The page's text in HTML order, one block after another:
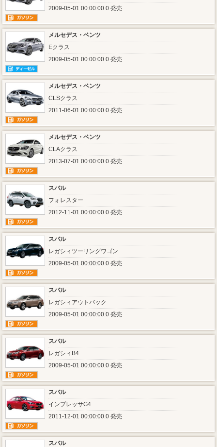
2009-05-01 00:00:00.0 発売
メルセデス・ベンツ
Eクラス
2009-05-01 00:00:00.0 発売
メルセデス・ベンツ
CLSクラス
2011-06-01 00:00:00.0 発売
メルセデス・ベンツ
CLAクラス
2013-07-01 00:00:00.0 発売
スバル
フォレスター
2012-11-01 00:00:00.0 発売
スバル
レガシィツーリングワゴン
2009-05-01 00:00:00.0 発売
スバル
レガシィアウトバック
2009-05-01 00:00:00.0 発売
スバル
レガシィB4
2009-05-01 00:00:00.0 発売
スバル
インプレッサG4
2011-12-01 00:00:00.0 発売
スバル